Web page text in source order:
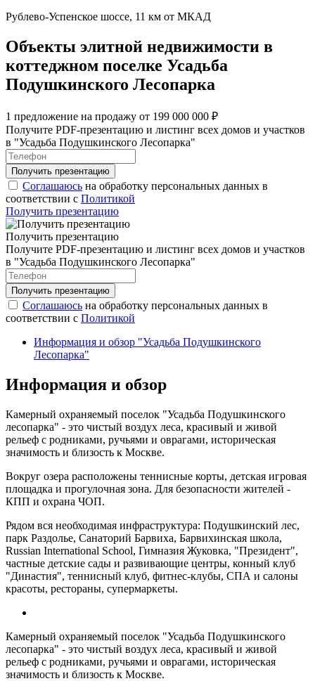
Рублево-Успенское шоссе, 11 км от МКАД
Объекты элитной недвижимости в
коттеджном поселке Усадьба
Подушкинского Лесопарка
1 предложение на продажу от 199 000 000 ₽
Получите PDF-презентацию и листинг всех домов и участков
в "Усадьба Подушкинского Лесопарка"
Соглашаюсь на обработку персональных данных в
соответствии с Политикой
Получить презентацию
Получить презентацию
Получите PDF-презентацию и листинг всех домов и участков
в "Усадьба Подушкинского Лесопарка"
Соглашаюсь на обработку персональных данных в
соответствии с Политикой
Информация и обзор "Усадьба Подушкинского
Лесопарка"
Информация и обзор
Камерный охраняемый поселок "Усадьба Подушкинского
лесопарка" - это чистый воздух леса, красивый и живой
рельеф с родниками, ручьями и оврагами, историческая
значимость и близость к Москве.
Вокруг озера расположены теннисные корты, детская игровая
площадка и прогулочная зона. Для безопасности жителей -
КПП и охрана ЧОП.
Рядом вся необходимая инфраструктура: Подушкинский лес,
парк Раздолье, Санаторий Барвиха, Барвихинская школа,
Russian International School, Гимназия Жуковка, "Президент",
частные детские сады и развивающие центры, конный клуб
"Династия", теннисный клуб, фитнес-клубы, СПА и салоны
красоты, рестораны, супермаркеты.
Камерный охраняемый поселок "Усадьба Подушкинского
лесопарка" - это чистый воздух леса, красивый и живой
рельеф с родниками, ручьями и оврагами, историческая
значимость и близость к Москве.